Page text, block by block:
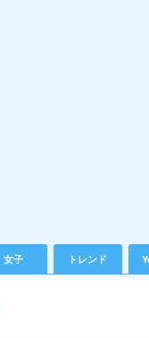
女子 トレンド